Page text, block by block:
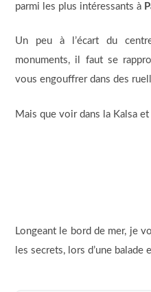
parmi les plus intéressants à
Un peu à l’écart du
monuments, il faut se
vous engouffrer dans des
Mais que voir dans la Kalsa et
Longeant le bord de mer, je
les secrets, lors d’une